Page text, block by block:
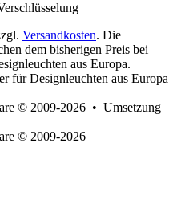
Versandkosten. Die
dem bisherigen Preis bei
aus Europa.
Designleuchten aus Europa
© 2009-2026 • Umsetzung
© 2009-2026